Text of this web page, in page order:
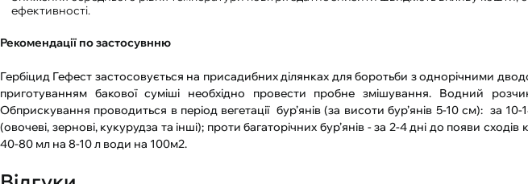
ефективності.
Рекомендації по застосувнню
Гербіцид Гефест застосовується на присадибних ділянках для боротьби з однорічними
приготуванням бакової суміші необхідно провести пробне змішування. Водний
Обприскування проводиться в період вегетації бур’янів (за висоти бур’янів 5-10 см): за
(овочеві, зернові, кукурудза та інші); проти багаторічних бур’янів - за 2-4 дні до появи
40-80 мл на 8-10 л води на 100м2.